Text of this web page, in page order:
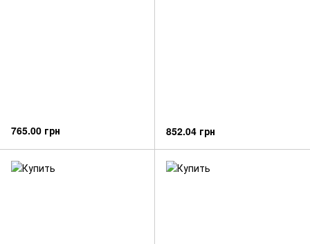
765.00 грн 852.04 грн